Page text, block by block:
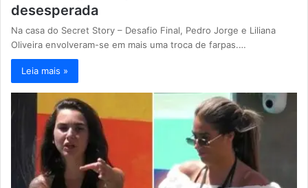
desesperada
Na casa do Secret Story – Desafio Final, Pedro Jorge e Liliana
Oliveira envolveram-se em mais uma troca de farpas.…
Leia mais »